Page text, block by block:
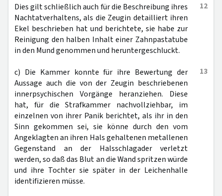
12
Dies gilt schließlich auch für die Beschreibung ihres
Nachtatverhaltens, als die Zeugin detailliert ihren
Ekel beschrieben hat und berichtete, sie habe zur
Reinigung den halben Inhalt einer Zahnpastatube
in den Mund genommen und heruntergeschluckt.
13
c) Die Kammer konnte für ihre Bewertung der
Aussage auch die von der Zeugin beschriebenen
innerpsychischen Vorgänge heranziehen. Diese
hat, für die Strafkammer nachvollziehbar, im
einzelnen von ihrer Panik berichtet, als ihr in den
Sinn gekommen sei, sie könne durch den vom
Angeklagten an ihren Hals gehaltenen metallenen
Gegenstand an der Halsschlagader verletzt
werden, so daß das Blut an die Wand spritzen würde
und ihre Tochter sie später in der Leichenhalle
identifizieren müsse.